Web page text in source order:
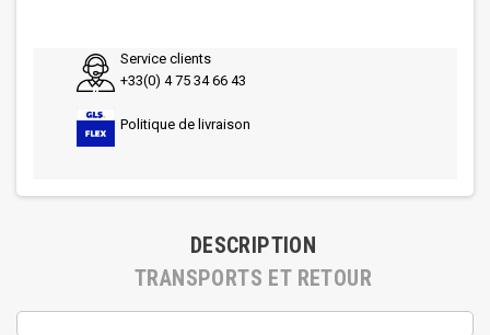
Service clients
+33(0) 4 75 34 66 43
Politique de livraison
DESCRIPTION
TRANSPORTS ET RETOUR